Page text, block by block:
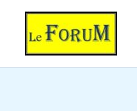
contenu